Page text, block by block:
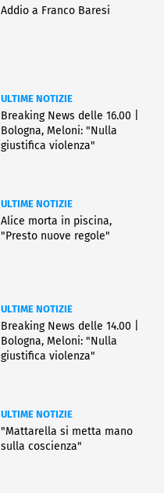
Addio a Franco Baresi
ULTIME NOTIZIE
Breaking News delle 16.00 |
Bologna, Meloni: "Nulla
giustifica violenza"
ULTIME NOTIZIE
Alice morta in piscina,
"Presto nuove regole"
ULTIME NOTIZIE
Breaking News delle 14.00 |
Bologna, Meloni: "Nulla
giustifica violenza"
ULTIME NOTIZIE
"Mattarella si metta mano
sulla coscienza"